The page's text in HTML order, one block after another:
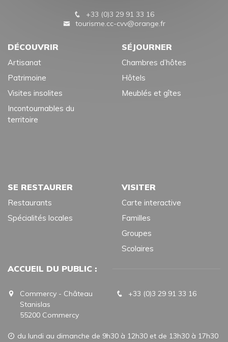
+33 (0)3 29 91 33 16
tourisme.cc-cvv@orange.fr
DÉCOUVRIR
Artisanat
Patrimoine
Visites insolites
Incontournables du
territoire
SÉJOURNER
Chambres d’hôtes
Hôtels
Meublés et gîtes
SE RESTAURER
Restaurants
Spécialités locales
VISITER
Carte interactive
Familles
Groupes
Scolaires
ACCUEIL DU PUBLIC :
Commercy - Château
Stanislas
55200 Commercy
+33 (0)3 29 91 33 16
du lundi au dimanche de 9h30 à 12h30 et de 13h30 à 17h30